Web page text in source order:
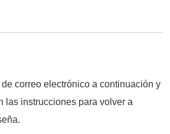
de correo electrónico a continuación y
las instrucciones para volver a